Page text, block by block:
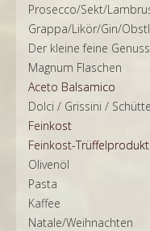
Prosecco/Sekt/
Grappa/Likör/Gin/
Der kleine feine
Magnum Flaschen
Aceto Balsamico
Dolci / Grissini /
Feinkost
Feinkost-
Olivenöl
Pasta
Kaffee
Natale/Weihnachten